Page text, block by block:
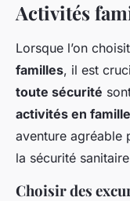
Activités
Lorsque l’on
familles, il est
toute sécurité
activités en famille
aventure agréable
la sécurité
Choisir des